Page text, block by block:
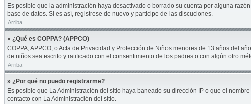
Es posible que la administración haya desactivado o borrado su cuenta por alguna
base de datos. Si es así, registrese de nuevo y participe de las discuciones.
Arriba
» ¿Qué es COPPA? (APPCO)
COPPA, APPCO, o Acta de Privacidad y Protección de Niños menores de 13 años del
de niños sea escrito y ratificado con el consentimiento de los padres o con algún otro
Arriba
» ¿Por qué no puedo registrarme?
Es posible que La Administración del sitio haya baneado su dirección IP o que el
contacto con La Administración del sitio.